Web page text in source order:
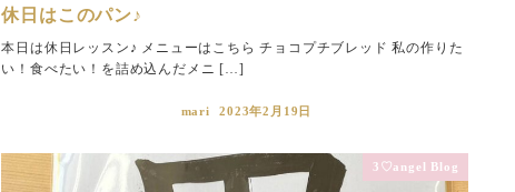
休日はこのパン♪
本日は休日レッスン♪ メニューはこちら チョコプチブレッド 私の作りた
い！食べたい！を詰め込んだメニ […]
mari 2023年2月19日
3♡angel Blog